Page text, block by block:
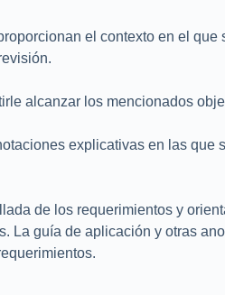
el contexto en el
alcanzar los mencionados
explicativas en las que
de los requerimientos y
La guía de aplicación y otras